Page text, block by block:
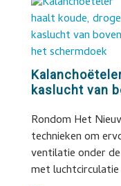
kaslucht van
Rondom Het
technieken om
ventilatie onder
met